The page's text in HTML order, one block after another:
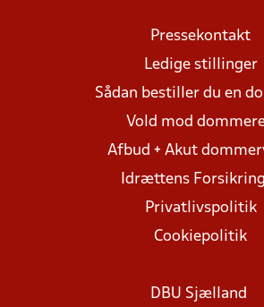
Pressekontakt
Ledige stillinger
Sådan bestiller du en
Vold mod
Afbud + Akut
Idrættens
Privatlivspolitik
Cookiepolitik
DBU Sjælland